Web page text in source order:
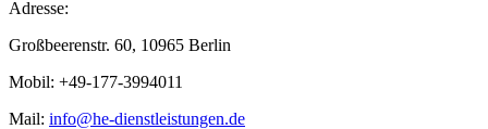
Adresse:
Großbeerenstr. 60, 10965 Berlin
Mobil: +49-177-3994011
Mail: info@he-dienstleistungen.de